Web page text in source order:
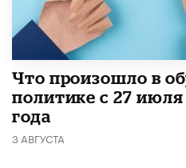
​Что произошло в
политике с 27 июля
года
3 АВГУСТА